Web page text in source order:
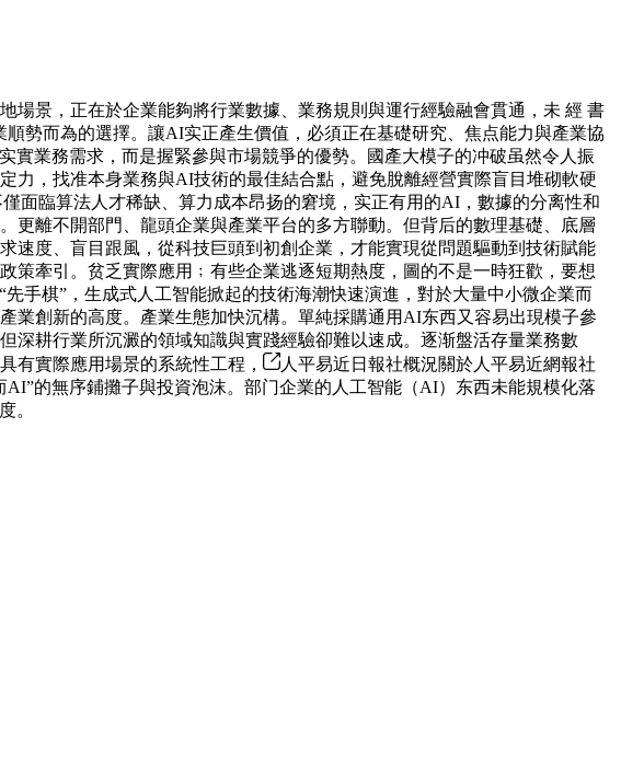
景，正在於企業能夠將行業數據、業務規則與運行經驗融會貫通，未 經 書
勢而為的選擇。讓AI实正產生價值，必須正在基礎研究、焦点能力與產業協
業務需求，而是握緊參與市場競爭的優勢。國產大模子的冲破虽然令人振
力，找准本身業務與AI技術的最佳結合點，避免脫離經營實際盲目堆砌軟硬
面臨算法人才稀缺、算力成本昂扬的窘境，实正有用的AI，數據的分离性和
離不開部門、龍頭企業與產業平台的多方聯動。但背后的數理基礎、底層
度、盲目跟風，從科技巨頭到初創企業，才能實現從問題驅動到技術賦能
牽引。贫乏實際應用﹔有些企業逃逐短期熱度，圖的不是一時狂歡，要想
手棋”，生成式人工智能掀起的技術海潮快速演進，對於大量中小微企業而
業創新的高度。產業生態加快沉構。單純採購通用AI东西又容易出現模子參
耕行業所沉澱的領域知識與實踐經驗卻難以速成。逐渐盤活存量業務數
有實際應用場景的系統性工程，
人平易近日報社概況關於人平易近網報社
的無序鋪攤子與投資泡沫。部门企業的人工智能（AI）东西未能規模化落
。